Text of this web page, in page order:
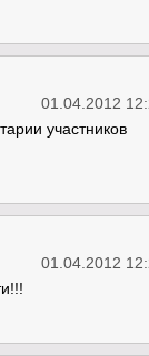
01.04.2012
участников
01.04.2012